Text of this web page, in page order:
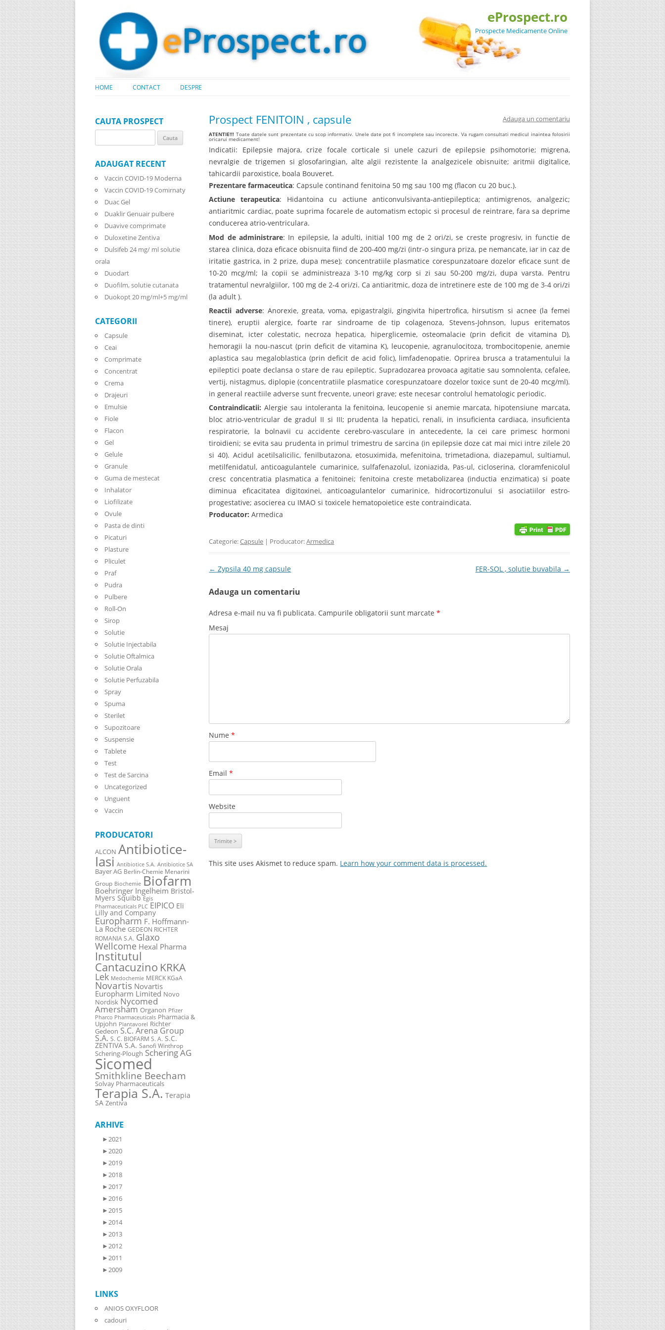
eProspect.ro
Prospecte Medicamente Online
HOME CONTACT DESPRE
Prospect FENITOIN , capsule Adauga un comentariu
ATENTIE!!! Toate datele sunt prezentate cu scop informativ. Unele date pot fi incomplete sau incorecte. Va rugam consultati medicul inaintea folosirii
oricarui medicament!
Indicatii: Epilepsie majora, crize focale corticale si unele cazuri de epilepsie psihomotorie; migrena,
nevralgie de trigemen si glosofaringian, alte algii rezistente la analgezicele obisnuite; aritmii digitalice,
tahicardii paroxistice, boala Bouveret.
Prezentare farmaceutica: Capsule continand fenitoina 50 mg sau 100 mg (flacon cu 20 buc.).
Actiune terapeutica: Hidantoina cu actiune anticonvulsivanta-antiepileptica; antimigrenos, analgezic;
antiaritmic cardiac, poate suprima focarele de automatism ectopic si procesul de reintrare, fara sa deprime
conducerea atrio-ventriculara.
Mod de administrare: In epilepsie, la adulti, initial 100 mg de 2 ori/zi, se creste progresiv, in functie de
starea clinica, doza eficace obisnuita fiind de 200-400 mg/zi (intr-o singura priza, pe nemancate, iar in caz de
iritatie gastrica, in 2 prize, dupa mese); concentratiile plasmatice corespunzatoare dozelor eficace sunt de
10-20 mcg/ml; la copii se administreaza 3-10 mg/kg corp si zi sau 50-200 mg/zi, dupa varsta. Pentru
tratamentul nevralgiilor, 100 mg de 2-4 ori/zi. Ca antiaritmic, doza de intretinere este de 100 mg de 3-4 ori/zi
(la adult ).
Reactii adverse: Anorexie, greata, voma, epigastralgii, gingivita hipertrofica, hirsutism si acnee (la femei
tinere), eruptii alergice, foarte rar sindroame de tip colagenoza, Stevens-Johnson, lupus eritematos
diseminat, icter colestatic, necroza hepatica, hiperglicemie, osteomalacie (prin deficit de vitamina D),
hemoragii la nou-nascut (prin deficit de vitamina K), leucopenie, agranulocitoza, trombocitopenie, anemie
aplastica sau megaloblastica (prin deficit de acid folic), limfadenopatie. Oprirea brusca a tratamentului la
epileptici poate declansa o stare de rau epileptic. Supradozarea provoaca agitatie sau somnolenta, cefalee,
vertij, nistagmus, diplopie (concentratiile plasmatice corespunzatoare dozelor toxice sunt de 20-40 mcg/ml).
in general reactiile adverse sunt frecvente, uneori grave; este necesar controlul hematologic periodic.
Contraindicatii: Alergie sau intoleranta la fenitoina, leucopenie si anemie marcata, hipotensiune marcata,
bloc atrio-ventricular de gradul II si III; prudenta la hepatici, renali, in insuficienta cardiaca, insuficienta
respiratorie, la bolnavii cu accidente cerebro-vasculare in antecedente, la cei care primesc hormoni
tiroidieni; se evita sau prudenta in primul trimestru de sarcina (in epilepsie doze cat mai mici intre zilele 20
si 40). Acidul acetilsalicilic, fenilbutazona, etosuximida, mefenitoina, trimetadiona, diazepamul, sultiamul,
metilfenidatul, anticoagulantele cumarinice, sulfafenazolul, izoniazida, Pas-ul, cicloserina, cloramfenicolul
cresc concentratia plasmatica a fenitoinei; fenitoina creste metabolizarea (inductia enzimatica) si poate
diminua eficacitatea digitoxinei, anticoagulantelor cumarinice, hidrocortizonului si asociatiilor estro-
progestative; asocierea cu IMAO si toxicele hematopoietice este contraindicata.
Producator: Armedica
Categorie:Capsule | Producator:Armedica
Post navigation
← Zypsila 40 mg capsule FER-SOL , solutie buvabila →
Adauga un comentariu
Adresa e-mail nu va fi publicata. Campurile obligatorii sunt marcate*
Mesaj
Nume*
Email*
Website
This site uses Akismet to reduce spam. Learn how your comment data is processed.
CAUTA PROSPECT
for:
ADAUGAT RECENT
Vaccin COVID-19 Moderna
Vaccin COVID-19 Comirnaty
Duac Gel
Duaklir Genuair pulbere
Duavive comprimate
Duloxetine Zentiva
Dulsifeb 24 mg/ ml solutie
orala
Duodart
Duofilm, solutie cutanata
Duokopt 20 mg/ml+5 mg/ml
CATEGORII
Capsule
Ceai
Comprimate
Concentrat
Crema
Drajeuri
Emulsie
Fiole
Flacon
Gel
Gelule
Granule
Guma de mestecat
Inhalator
Liofilizate
Ovule
Pasta de dinti
Picaturi
Plasture
Pliculet
Praf
Pudra
Pulbere
Roll-On
Sirop
Solutie
Solutie Injectabila
Solutie Oftalmica
Solutie Orala
Solutie Perfuzabila
Spray
Spuma
Sterilet
Supozitoare
Suspensie
Tablete
Test
Test de Sarcina
Uncategorized
Unguent
Vaccin
PRODUCATORI
ALCON Antibiotice-
Iasi Antibiotice S.A. Antibiotice SA
Bayer AG Berlin-Chemie Menarini
Group Biochemie Biofarm
Boehringer Ingelheim Bristol-
Myers Squibb Egis
Pharmaceuticals PLC EIPICO Eli
Lilly and Company
Europharm F. Hoffmann-
La Roche GEDEON RICHTER
ROMANIA S.A. Glaxo
Wellcome Hexal Pharma
Institutul
Cantacuzino KRKA
Lek Medochemie MERCK KGaA
Novartis Novartis
Europharm Limited Novo
Nordisk Nycomed
Amersham Organon Pfizer
Pharco Pharmaceuticals Pharmacia &
Upjohn Plantavorel Richter
Gedeon S.C. Arena Group
S.A. S. C. BIOFARM S. A. S.C.
ZENTIVA S.A. Sanofi Winthrop
Schering-Plough Schering AG
Sicomed
Smithkline Beecham
Solvay Pharmaceuticals
Terapia S.A. Terapia
SA Zentiva
ARHIVE
►2021
►2020
►2019
►2018
►2017
►2016
►2015
►2014
►2013
►2012
►2011
►2009
LINKS
ANIOS OXYFLOOR
cadouri